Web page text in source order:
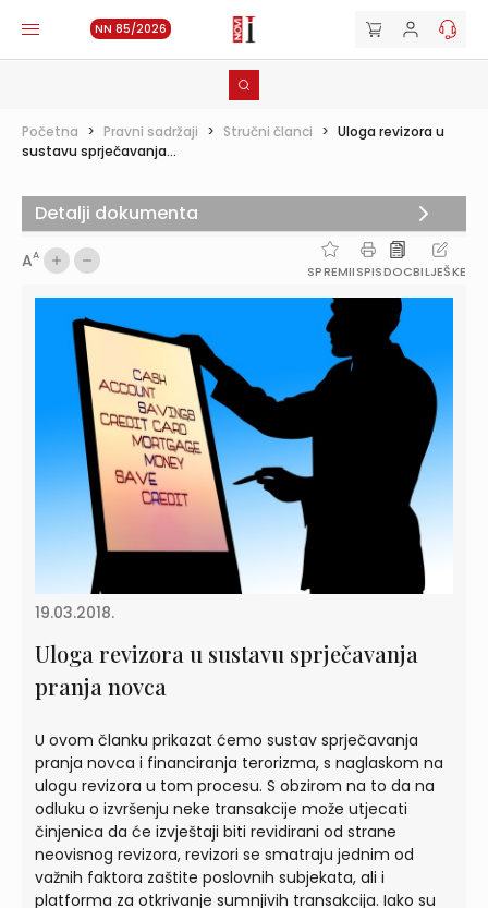
NN 85/2026
Početna > Pravni sadržaji > Stručni članci > Uloga revizora u
sustavu sprječavanja...
AA
SPREMIISPISDOCBILJEŠKE
19.03.2018.
Uloga revizora u sustavu sprječavanja
pranja novca
U ovom članku prikazat ćemo sustav sprječavanja
pranja novca i financiranja terorizma, s naglaskom na
ulogu revizora u tom procesu. S obzirom na to da na
odluku o izvršenju neke transakcije može utjecati
činjenica da će izvještaji biti revidirani od strane
neovisnog revizora, revizori se smatraju jednim od
važnih faktora zaštite poslovnih subjekata, ali i
platforma za otkrivanje sumnjivih transakcija. Iako su
Detalji dokumenta